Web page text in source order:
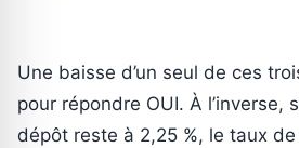
Une baisse d’un seul de ces
pour répondre OUI. À l’inverse,
dépôt reste à 2,25 %, le taux